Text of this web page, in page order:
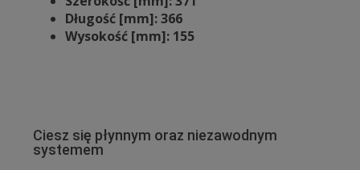
Długość [mm]: 366
Wysokość [mm]: 155
Ciesz się płynnym oraz niezawodnym
systemem